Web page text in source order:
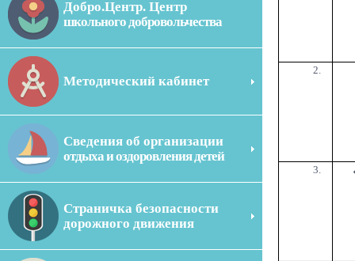
Добро.Центр. Центр
школьного добровольчества
Методический кабинет
Сведения об организации
отдыха и оздоровления детей
Страничка безопасности
дорожного движения